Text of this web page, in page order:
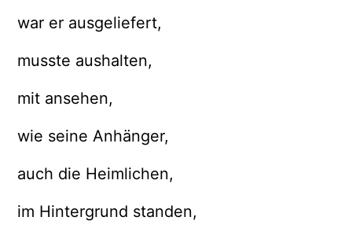
war er ausgeliefert,
musste aushalten,
mit ansehen,
wie seine Anhänger,
auch die Heimlichen,
im Hintergrund standen,